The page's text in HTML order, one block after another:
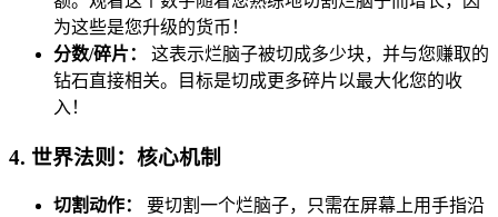
为这些是您升级的货币！
分数/碎片：
这表示烂脑子被切成多少块，并与您赚取的
钻石直接相关。目标是切成更多碎片以最大化您的收
入！
4. 世界法则：核心机制
切割动作：
要切割一个烂脑子，只需在屏幕上用手指沿